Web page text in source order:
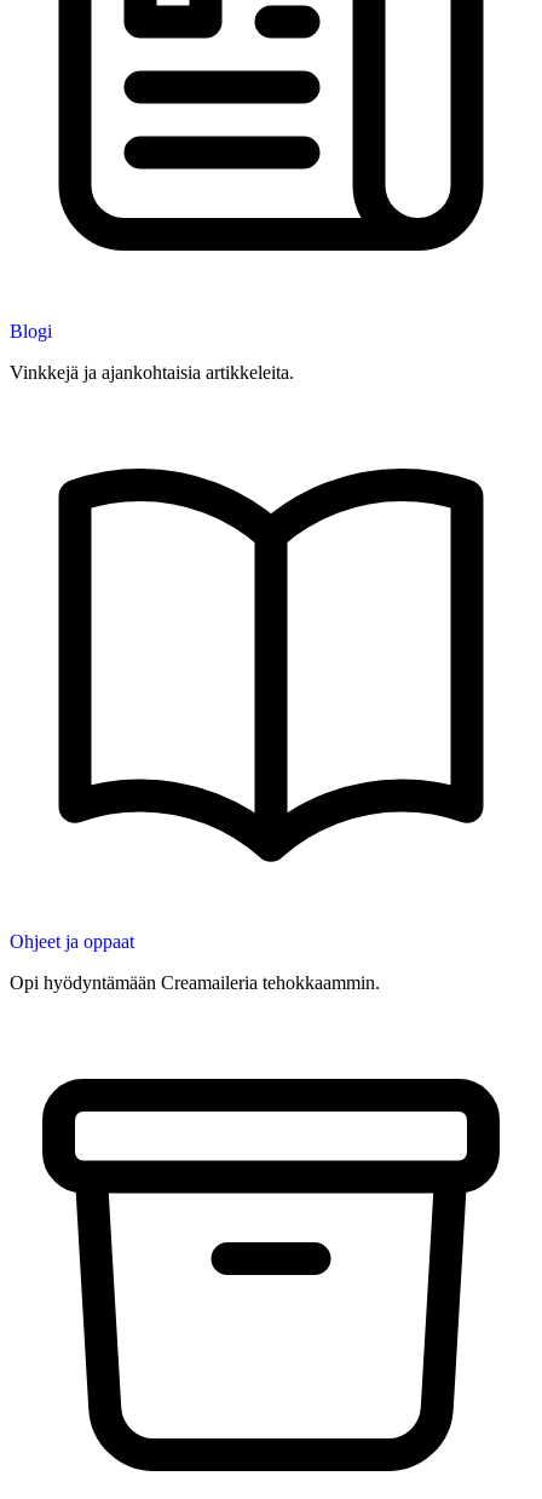
Blogi
Vinkkejä ja ajankohtaisia artikkeleita.
Ohjeet ja oppaat
Opi hyödyntämään Creamaileria tehokkaammin.